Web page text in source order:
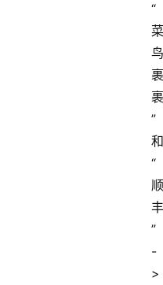
“
菜
鸟
裹
裹
”
和
“
顺
丰
”
-
>